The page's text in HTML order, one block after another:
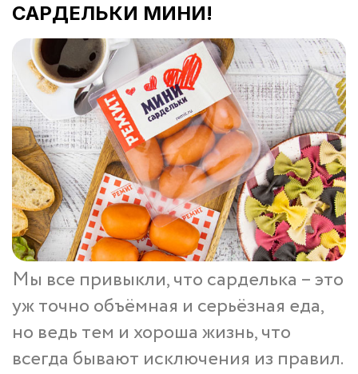
САРДЕЛЬКИ МИНИ!
Мы все привыкли, что сарделька – это
уж точно объёмная и серьёзная еда,
но ведь тем и хороша жизнь, что
всегда бывают исключения из правил.